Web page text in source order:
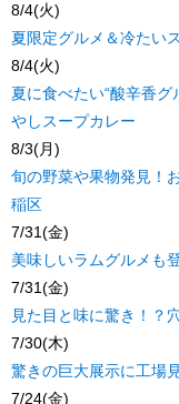
8/4(火)
夏限定グルメ＆冷たい
8/4(火)
夏に食べたい“酸辛香
やしスープカレー
8/3(月)
旬の野菜や果物発見！
稲区
7/31(金)
美味しいラムグルメも
7/31(金)
見た目と味に驚き！？
7/30(木)
驚きの巨大展示に工場
7/24(金)